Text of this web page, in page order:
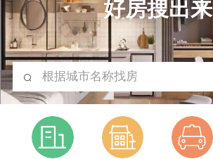
好房搜出来
根据城市名称找房